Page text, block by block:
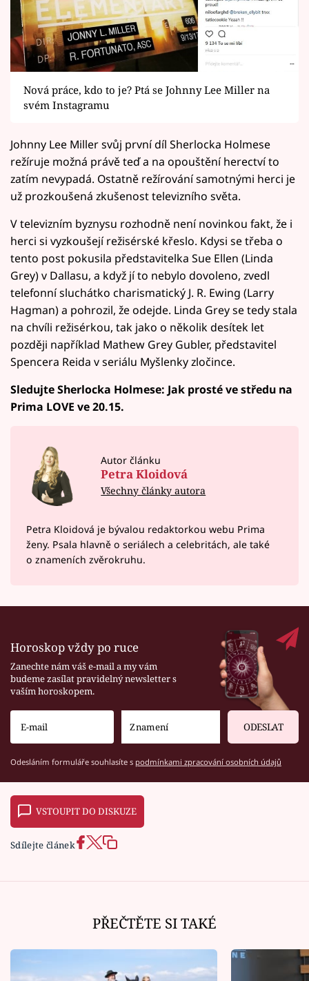
Nová práce, kdo to je? Ptá se Johnny Lee Miller na
svém Instagramu
Johnny Lee Miller svůj první díl Sherlocka Holmese
režíruje možná právě teď a na opouštění herectví to
zatím nevypadá. Ostatně režírování samotnými herci je
už prozkoušená zkušenost televizního světa.
V televizním byznysu rozhodně není novinkou fakt, že i
herci si vyzkoušejí režisérské křeslo. Kdysi se třeba o
tento post pokusila představitelka Sue Ellen (Linda
Grey) v Dallasu, a když jí to nebylo dovoleno, zvedl
telefonní sluchátko charismatický J. R. Ewing (Larry
Hagman) a pohrozil, že odejde. Linda Grey se tedy stala
na chvíli režisérkou, tak jako o několik desítek let
později například Mathew Grey Gubler, představitel
Spencera Reida v seriálu Myšlenky zločince.
Sledujte Sherlocka Holmese: Jak prosté ve středu na
Prima LOVE ve 20.15.
Autor článku
Petra Kloidová
Všechny články autora
Petra Kloidová je bývalou redaktorkou webu Prima
ženy. Psala hlavně o seriálech a celebritách, ale také
o znameních zvěrokruhu.
Horoskop vždy po ruce
Zanechte nám váš e-mail a my vám
budeme zasílat pravidelný newsletter s
vaším horoskopem.
ODESLAT
Odesláním formuláře souhlasíte s podmínkami zpracování osobních údajů
VSTOUPIT DO DISKUZE
Sdílejte článek
PŘEČTĚTE SI TAKÉ